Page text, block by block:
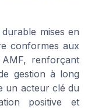
mises en
conformes aux
AMF, renforçant
gestion à long
un acteur clé du
positive et